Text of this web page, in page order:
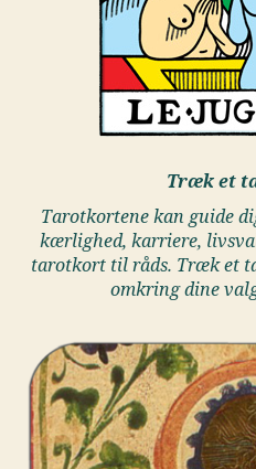
Træk et
Tarotkortene kan guide
kærlighed, karriere,
tarotkort til råds. Træk et
omkring dine